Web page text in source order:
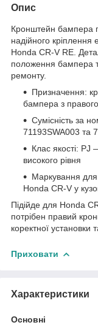
Опис
Кронштейн бампера
надійного кріплення
Honda CR-V RE.
положення бампера
ремонту.
Призначення:
бампера з
Сумісність за
71193SWA003 та
Клас якості: PJ
високого рівня
Маркування для
Honda CR-V у
Підійде для Honda
потрібен правий
коректної установки
Приховати
Характеристики
Основні